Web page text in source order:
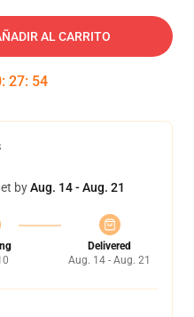
AL CARRITO
: 27: 54
byAug. 14 - Aug. 21
Delivered
Aug. 14 - Aug. 21